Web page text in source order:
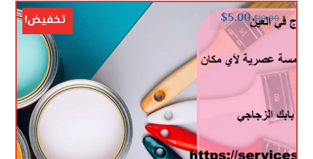
$10.00
$5.00 تخفيض!